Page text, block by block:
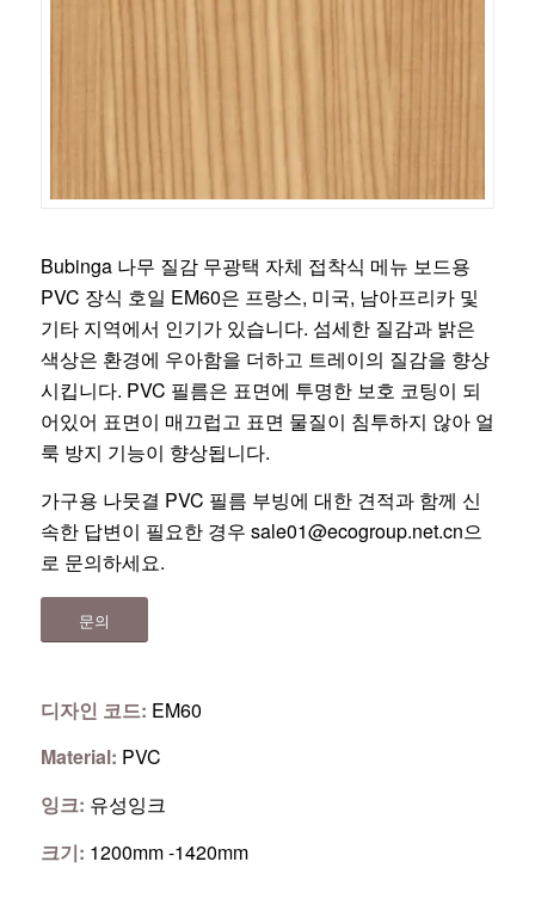
Bubinga 나무 질감 무광택 자체 접착식 메뉴 보드용
PVC 장식 호일 EM60은 프랑스, 미국, 남아프리카 및
기타 지역에서 인기가 있습니다. 섬세한 질감과 밝은
색상은 환경에 우아함을 더하고 트레이의 질감을 향상
시킵니다. PVC 필름은 표면에 투명한 보호 코팅이 되
어있어 표면이 매끄럽고 표면 물질이 침투하지 않아 얼
룩 방지 기능이 향상됩니다.
가구용 나뭇결 PVC 필름 부빙에 대한 견적과 함께 신
속한 답변이 필요한 경우 sale01@ecogroup.net.cn으
로 문의하세요.
문의
디자인 코드: EM60
Material: PVC
잉크: 유성잉크
크기: 1200mm -1420mm